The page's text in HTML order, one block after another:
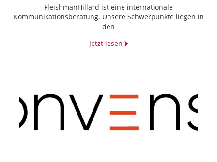
FleishmanHillard ist eine internationale
Kommunikationsberatung. Unsere Schwerpunkte liegen in
den
Jetzt lesen